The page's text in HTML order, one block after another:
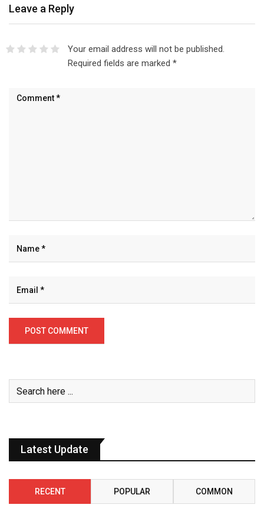
Leave a Reply
Your email address will not be published.
Required fields are marked *
Latest Update
RECENT POPULAR COMMON